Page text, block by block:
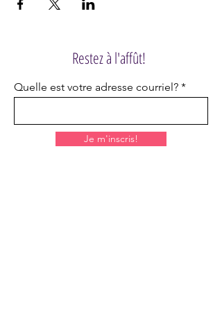
Restez à l'affût!
Quelle est votre adresse courriel?
Je m'inscris!